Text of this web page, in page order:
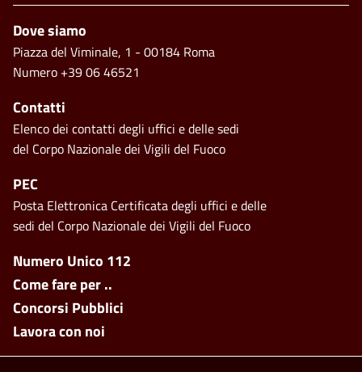
Footer side menu
Numero Unico 112
Come fare per ..
Concorsi Pubblici
Lavora con noi
Footer
Dove siamo
Piazza del Viminale, 1 - 00184 Roma
Numero +39 06 46521
Contatti
Elenco dei contatti degli uffici e delle sedi
del Corpo Nazionale dei Vigili del Fuoco
PEC
Posta Elettronica Certificata degli uffici e delle
sedi del Corpo Nazionale dei Vigili del Fuoco